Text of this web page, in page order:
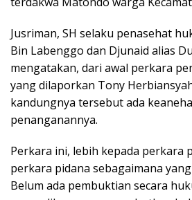
Jusriman, SH selaku penasehat
Bin Labenggo dan Djunaid alias
mengatakan, dari awal perkara
yang dilaporkan Tony
kandungnya tersebut ada
penanganannya.
Perkara ini, lebih kepada perkara
perkara pidana sebagaimana
Belum ada pembuktian secara